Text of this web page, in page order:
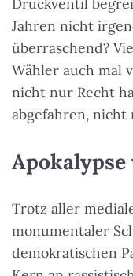
Jahren nicht
überraschend?
Wähler auch mal
nicht nur Recht
abgefahren, nicht
Trotz aller
monumentaler
demokratischen